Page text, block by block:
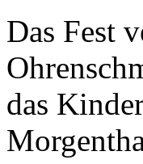
Das Fest
das